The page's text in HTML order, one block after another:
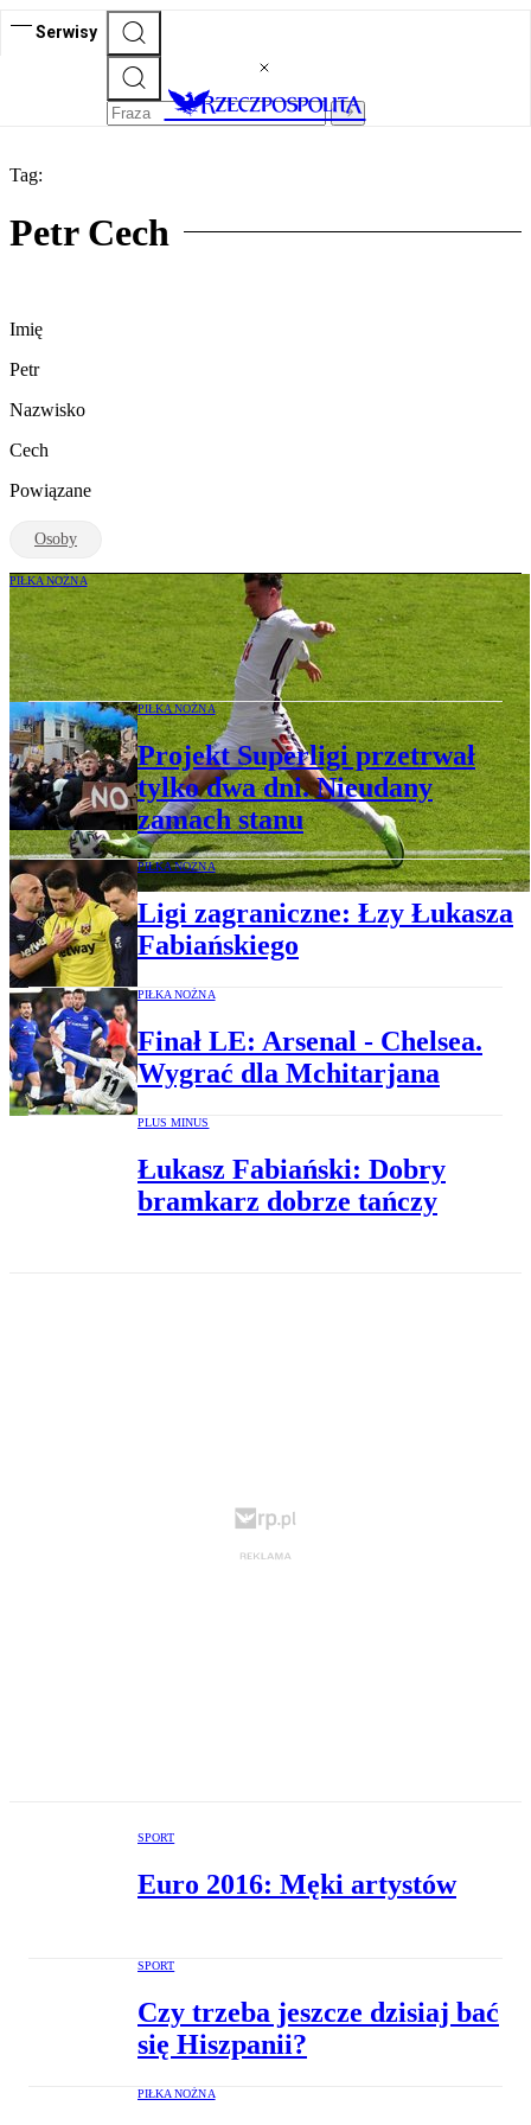
Serwisy
Tag:
Petr Cech
Imię
Petr
Nazwisko
Cech
Powiązane
Osoby
PIŁKA NOŻNA
Euro: Anglia bez Chilwella i Mounta w
1/8 finału?
PIŁKA NOŻNA
Projekt Superligi przetrwał
tylko dwa dni. Nieudany
zamach stanu
PIŁKA NOŻNA
Ligi zagraniczne: Łzy Łukasza
Fabiańskiego
PIŁKA NOŻNA
Finał LE: Arsenal - Chelsea.
Wygrać dla Mchitarjana
PLUS MINUS
Łukasz Fabiański: Dobry
bramkarz dobrze tańczy
SPORT
Euro 2016: Męki artystów
SPORT
Czy trzeba jeszcze dzisiaj bać
się Hiszpanii?
PIŁKA NOŻNA